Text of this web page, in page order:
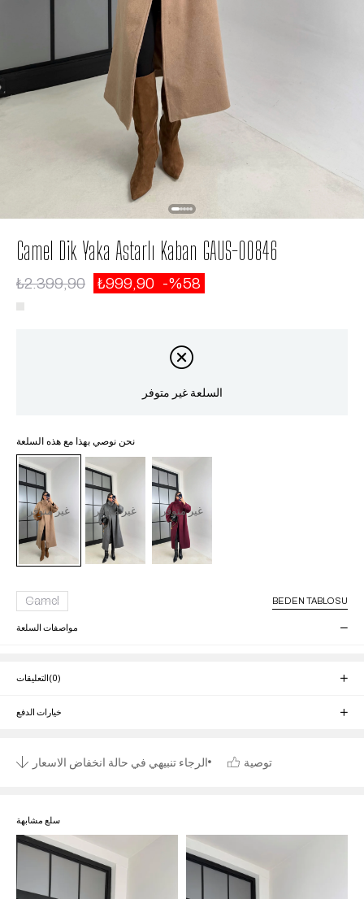
Camel Dik Yaka Astarlı Kaban GAUS-00846
₺2.399,90 ₺999,90 58
السلعة غير متوفر
نحن نوصي بهذا مع هذه السلعة
غير متوفر غير متوفر غير متوفر
Camel BEDEN TABLOSU
مواصفات السلعة
التعليقات (0)
خيارات الدفع
الرجاء تنبيهي في حالة انخفاض الاسعار توصية
سلع مشابهة